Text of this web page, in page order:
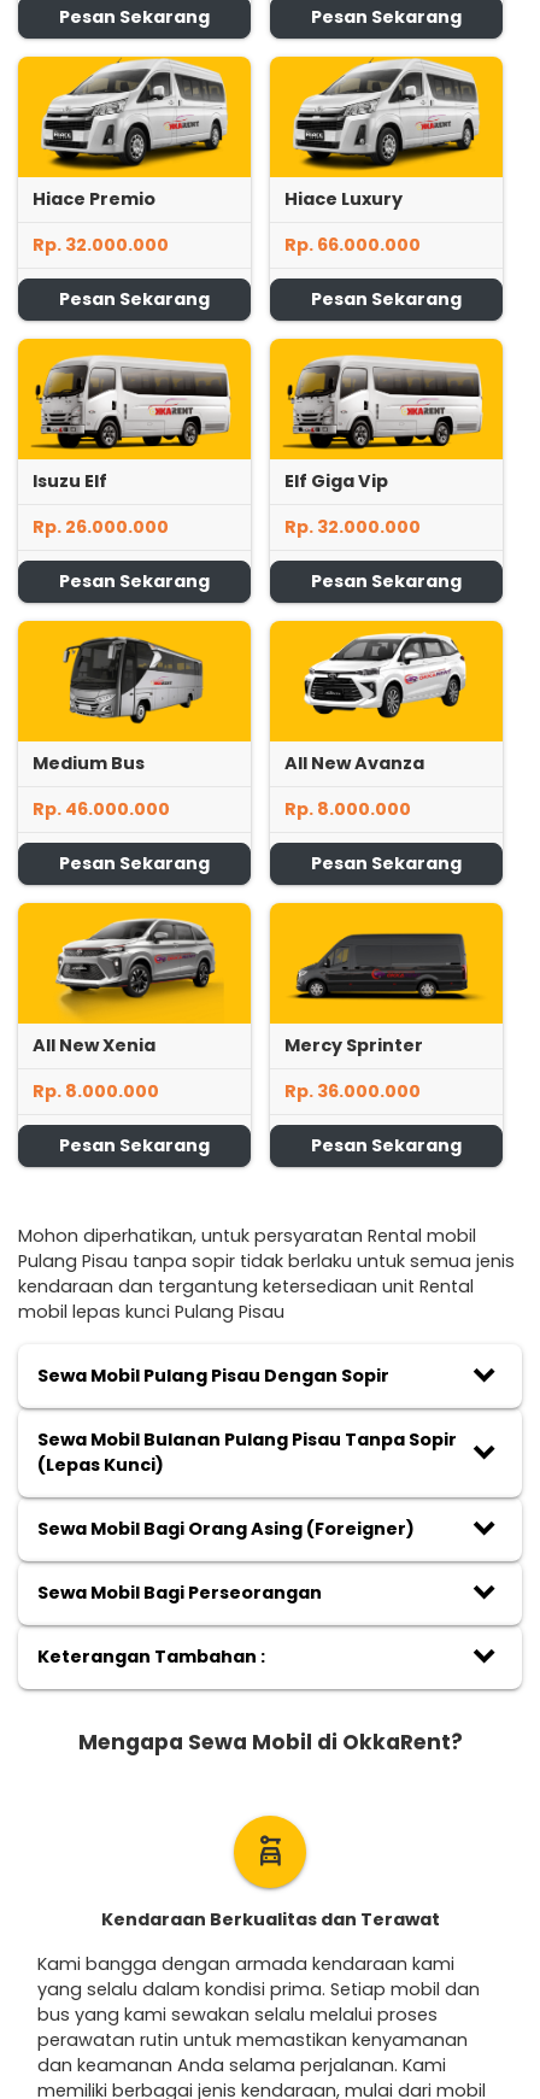
Pesan Sekarang Pesan Sekarang
Hiace Premio
Rp. 32.000.000
Pesan Sekarang
Hiace Luxury
Rp. 66.000.000
Pesan Sekarang
Isuzu Elf
Rp. 26.000.000
Pesan Sekarang
Elf Giga Vip
Rp. 32.000.000
Pesan Sekarang
Medium Bus
Rp. 46.000.000
Pesan Sekarang
All New Avanza
Rp. 8.000.000
Pesan Sekarang
All New Xenia
Rp. 8.000.000
Pesan Sekarang
Mercy Sprinter
Rp. 36.000.000
Pesan Sekarang
Mohon diperhatikan, untuk persyaratan Rental mobil
Pulang Pisau tanpa sopir tidak berlaku untuk semua jenis
kendaraan dan tergantung ketersediaan unit Rental
mobil lepas kunci Pulang Pisau
Sewa Mobil Pulang Pisau Dengan Sopir keyboard_arrow_down
Sewa Mobil Bulanan Pulang Pisau Tanpa Sopir
(Lepas Kunci)
keyboard_arrow_down
Sewa Mobil Bagi Orang Asing (Foreigner) keyboard_arrow_down
Sewa Mobil Bagi Perseorangan keyboard_arrow_down
Keterangan Tambahan : keyboard_arrow_down
Mengapa Sewa Mobil di OkkaRent?
car_rental
Kendaraan Berkualitas dan Terawat
Kami bangga dengan armada kendaraan kami
yang selalu dalam kondisi prima. Setiap mobil dan
bus yang kami sewakan selalu melalui proses
perawatan rutin untuk memastikan kenyamanan
dan keamanan Anda selama perjalanan. Kami
memiliki berbagai jenis kendaraan, mulai dari mobil